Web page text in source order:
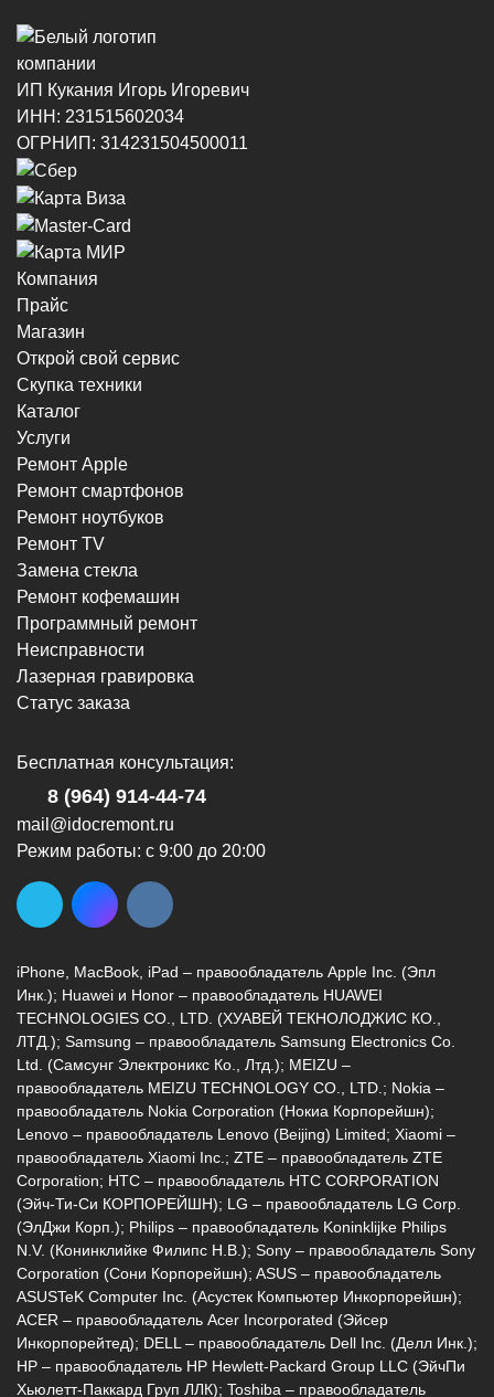
г. Новороссийск, ул. Котанова, 4
8 (964) 914-44-74 (с 9:00 до 20:00)
8 (964) 914-44-74
г. Новороссийск, пр-кт Ленина, 107
8 (964) 914-44-74
г. Новороссийск, ул. Героев Десантников,
8 (964) 914-44-74(с 9:00 до 20:00)
г. Новороссийск, ул. Героев Десантников,
8 (964) 914-44-74
(с 9:00 до 20:00)
г. Новороссийск, ул. Героев Десантников,
2/3
8 (964) 914-44-74 (с 9:00 до 20:00)
ИП Кукания Игорь Игоревич
ИНН: 231515602034
ОГРНИП: 314231504500011
Компания
Прайс
Магазин
Открой свой сервис
Скупка техники
Каталог
Услуги
Ремонт Apple
Ремонт смартфонов
Ремонт ноутбуков
Ремонт TV
Замена стекла
Ремонт кофемашин
Программный ремонт
Неисправности
Лазерная гравировка
Статус заказа
Бесплатная консультация:
8 (964) 914-44-74
mail@idocremont.ru
Режим работы: с 9:00 до 20:00
iPhone, MacBook, iPad – правообладатель Apple Inc. (Эпл
Инк.); Huawei и Honor – правообладатель HUAWEI
TECHNOLOGIES CO., LTD. (ХУАВЕЙ ТЕКНОЛОДЖИС КО.,
ЛТД.); Samsung – правообладатель Samsung Electronics Co.
Ltd. (Самсунг Электроникс Ко., Лтд.); MEIZU –
правообладатель MEIZU TECHNOLOGY CO., LTD.; Nokia –
правообладатель Nokia Corporation (Нокиа Корпорейшн);
Lenovo – правообладатель Lenovo (Beijing) Limited; Xiaomi –
правообладатель Xiaomi Inc.; ZTE – правообладатель ZTE
Corporation; HTC – правообладатель HTC CORPORATION
(Эйч-Ти-Си КОРПОРЕЙШН); LG – правообладатель LG Corp.
(ЭлДжи Корп.); Philips – правообладатель Koninklijke Philips
N.V. (Конинклийке Филипс Н.В.); Sony – правообладатель Sony
Corporation (Сони Корпорейшн); ASUS – правообладатель
ASUSTeK Computer Inc. (Асустек Компьютер Инкорпорейшн);
ACER – правообладатель Acer Incorporated (Эйсер
Инкорпорейтед); DELL – правообладатель Dell Inc. (Делл Инк.);
HP – правообладатель HP Hewlett-Packard Group LLC (ЭйчПи
Хьюлетт-Паккард Груп ЛЛК); Toshiba – правообладатель